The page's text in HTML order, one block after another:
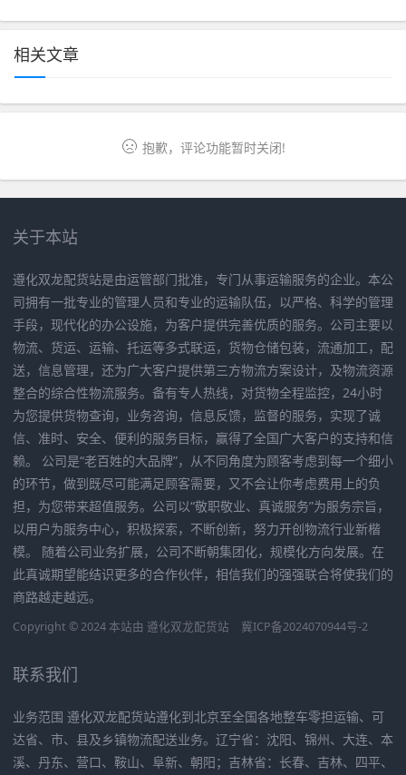
相关文章
抱歉，评论功能暂时关闭!
关于本站
遵化双龙配货站是由运管部门批准，专门从事运输服务的企业。本公
司拥有一批专业的管理人员和专业的运输队伍，以严格、科学的管理
手段，现代化的办公设施，为客户提供完善优质的服务。公司主要以
物流、货运、运输、托运等多式联运，货物仓储包装，流通加工，配
送，信息管理，还为广大客户提供第三方物流方案设计，及物流资源
整合的综合性物流服务。备有专人热线，对货物全程监控，24小时
为您提供货物查询，业务咨询，信息反馈，监督的服务，实现了诚
信、准时、安全、便利的服务目标，赢得了全国广大客户的支持和信
赖。 公司是“老百姓的大品牌”，从不同角度为顾客考虑到每一个细小
的环节，做到既尽可能满足顾客需要，又不会让你考虑费用上的负
担，为您带来超值服务。公司以“敬职敬业、真诚服务”为服务宗旨，
以用户为服务中心，积极探索，不断创新，努力开创物流行业新楷
模。 随着公司业务扩展，公司不断朝集团化，规模化方向发展。在
此真诚期望能结识更多的合作伙伴，相信我们的强强联合将使我们的
商路越走越远。
Copyright © 2024 本站由 遵化双龙配货站 冀ICP备2024070944号-2
联系我们
业务范围 遵化双龙配货站遵化到北京至全国各地整车零担运输、可
达省、市、县及乡镇物流配送业务。辽宁省：沈阳、锦州、大连、本
溪、丹东、营口、鞍山、阜新、朝阳；吉林省：长春、吉林、四平、